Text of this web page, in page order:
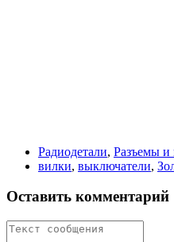
Радиодетали, Разъемы и
вилки, выключатели,
Оставить комментарий